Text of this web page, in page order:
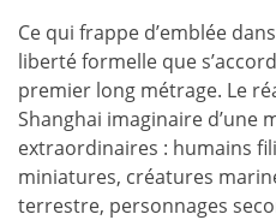
Ce qui frappe d’emblée
liberté formelle que
premier long métrage. Le
Shanghai imaginaire d’une
extraordinaires : humains
miniatures, créatures
terrestre, personnages